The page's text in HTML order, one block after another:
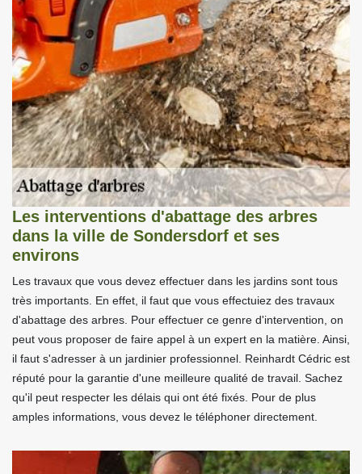
Les interventions d'abattage des arbres
dans la ville de Sondersdorf et ses
environs
Les travaux que vous devez effectuer dans les jardins sont tous
très importants. En effet, il faut que vous effectuiez des travaux
d'abattage des arbres. Pour effectuer ce genre d'intervention, on
peut vous proposer de faire appel à un expert en la matière. Ainsi,
il faut s'adresser à un jardinier professionnel. Reinhardt Cédric est
réputé pour la garantie d'une meilleure qualité de travail. Sachez
qu'il peut respecter les délais qui ont été fixés. Pour de plus
amples informations, vous devez le téléphoner directement.